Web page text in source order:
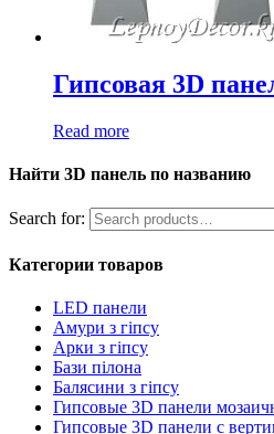
Гипсовая 3D
Read more
Найти 3D панель по названию
Search for:
Категории товаров
LED панели
Амури з гіпсу
Арки з гіпсу
Бази пілона
Балясини з гіпсу
Гипсовые 3D панели
Гипсовые 3D панели с